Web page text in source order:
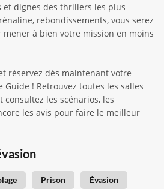
et dignes des thrillers les plus
rebondissements, vous serez
mener à bien votre mission en moins
réservez dès maintenant votre
Guide ! Retrouvez toutes les salles
les scénarios, les
les avis pour faire le meilleur
Prison Évasion